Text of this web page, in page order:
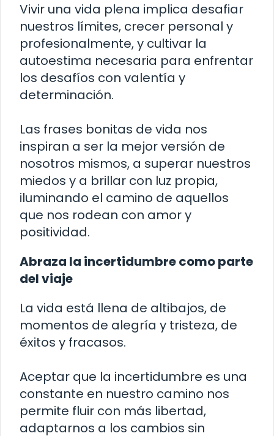
Vivir una vida plena implica desafiar
nuestros límites, crecer personal y
profesionalmente, y cultivar la
autoestima necesaria para enfrentar
los desafíos con valentía y
determinación.
Las frases bonitas de vida nos
inspiran a ser la mejor versión de
nosotros mismos, a superar nuestros
miedos y a brillar con luz propia,
iluminando el camino de aquellos
que nos rodean con amor y
positividad.
Abraza la incertidumbre como parte
del viaje
La vida está llena de altibajos, de
momentos de alegría y tristeza, de
éxitos y fracasos.
Aceptar que la incertidumbre es una
constante en nuestro camino nos
permite fluir con más libertad,
adaptarnos a los cambios sin